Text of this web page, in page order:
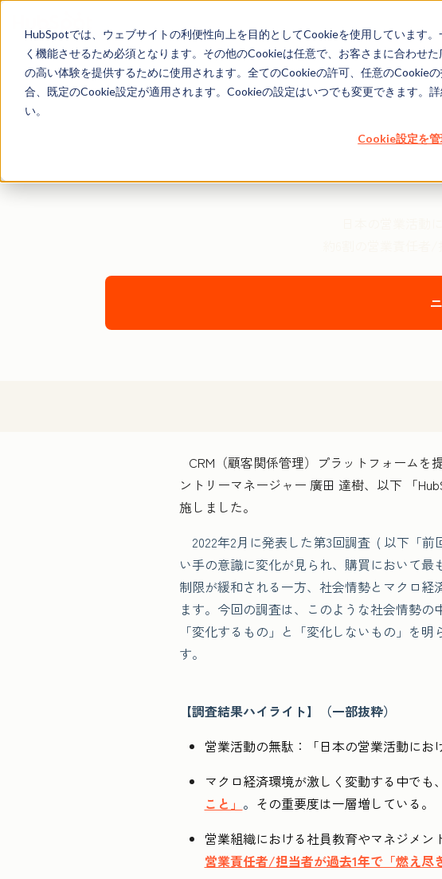
HubSpotでは、ウェブサイトの利便性向上を目的としてCookieを使用しています
く機能させるため必須となります。その他のCookieは任意で、お客さまに合わせ
の高い体験を提供するために使用されます。全てのCookieの許可、任意のCookie
合、既定のCookie設定が適用されます。Cookieの設定はいつでも変更できます。
い。
Cookie設定を管
日本の営業に関する
CRM（顧客関係管理）プラットフォームを
ントリーマネージャー 廣田 達樹、以下 「
施しました。
2022年2月に発表した第3回調査 ( 以下「
い手の意識に変化が見られ、購買において
制限が緩和される一方、社会情勢とマクロ
ます。今回の調査は、このような社会情勢
「変化するもの」と「変化しないもの」を
す。
【調査結果ハイライト】（一部抜粋）
営業活動の無駄：「日本の営業活動に
マクロ経済環境が激しく変動する中でも、
こと」 。 その重要度は一層増している。
営業組織における社員教育やマネジメン
営業責任者/担当者が過去1年で「燃え尽